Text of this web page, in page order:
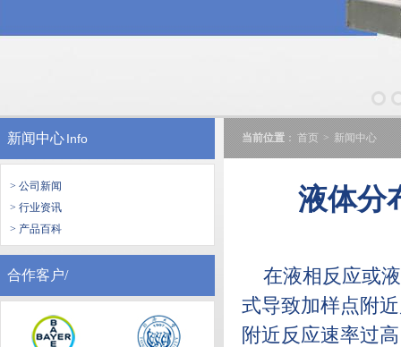
新闻中心Info
> 公司新闻
> 行业资讯
> 产品百科
合作客户/
当前位置 ： 首页 > 新闻中心
液体分
在液相反应或
式导致加样点附
附近反应速率过